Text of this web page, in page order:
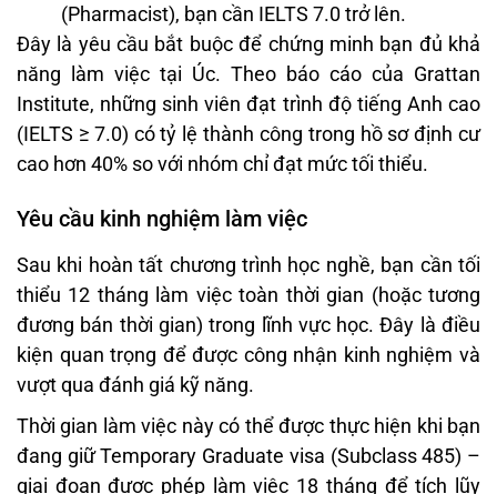
(Pharmacist), bạn cần IELTS 7.0 trở lên.
Đây là yêu cầu bắt buộc để chứng minh bạn đủ khả
năng làm việc tại Úc. Theo báo cáo của Grattan
Institute, những sinh viên đạt trình độ tiếng Anh cao
(IELTS ≥ 7.0) có tỷ lệ thành công trong hồ sơ định cư
cao hơn 40% so với nhóm chỉ đạt mức tối thiểu.
Yêu cầu kinh nghiệm làm việc
Sau khi hoàn tất chương trình học nghề, bạn cần tối
thiểu 12 tháng làm việc toàn thời gian (hoặc tương
đương bán thời gian) trong lĩnh vực học. Đây là điều
kiện quan trọng để được công nhận kinh nghiệm và
vượt qua đánh giá kỹ năng.
Thời gian làm việc này có thể được thực hiện khi bạn
đang giữ Temporary Graduate visa (Subclass 485) –
giai đoạn được phép làm việc 18 tháng để tích lũy